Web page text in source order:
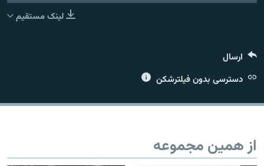
لینک مستقیم
ارسال
دسترسی بدون فیلترشکن
از همین مجموعه